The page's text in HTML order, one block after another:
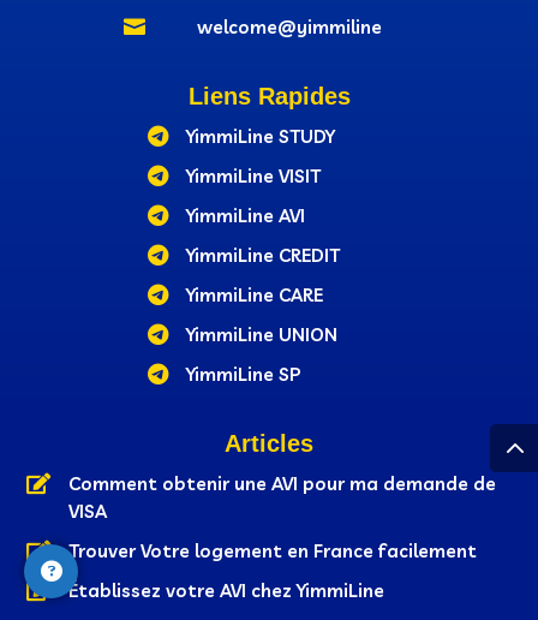
 welcome@yimmiline
Liens Rapides

YimmiLine STUDY

YimmiLine VISIT

YimmiLine AVI

YimmiLine CREDIT

YimmiLine CARE

YimmiLine UNION

YimmiLine SP
Articles

Comment obtenir une AVI pour ma demande de
VISA
 Trouver Votre logement en France facilement
 Établissez votre AVI chez YimmiLine